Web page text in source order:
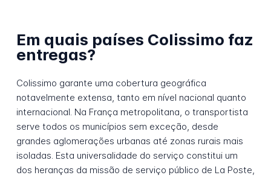
Em quais países Colissimo faz
entregas?
Colissimo garante uma cobertura geográfica
notavelmente extensa, tanto em nível nacional quanto
internacional. Na França metropolitana, o transportista
serve todos os municípios sem exceção, desde
grandes aglomerações urbanas até zonas rurais mais
isoladas. Esta universalidade do serviço constitui um
dos heranças da missão de serviço público de La Poste,